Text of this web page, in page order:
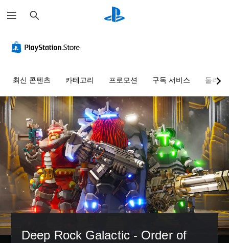
색
최신 콘텐츠 카테고리 프로모션 구독 서비스 둘러보
Deep Rock Galactic - Order of